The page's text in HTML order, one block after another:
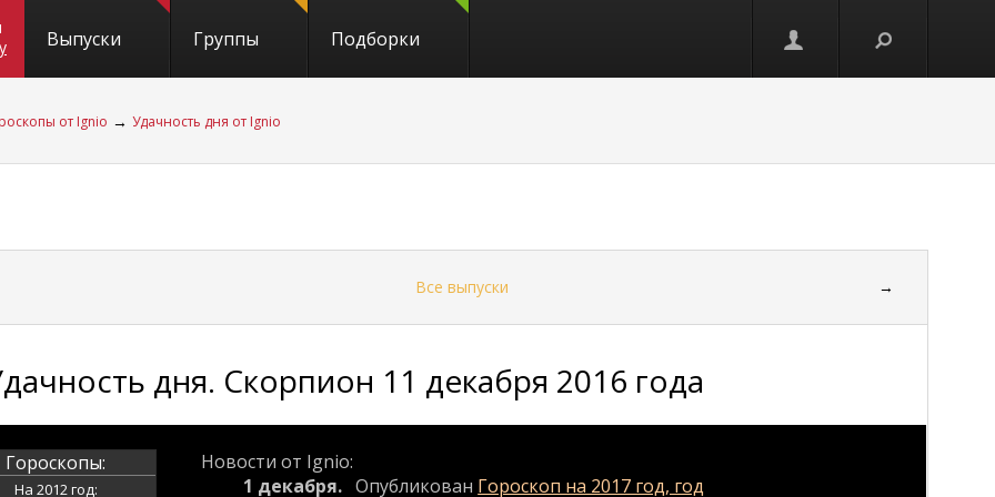
Выпуски Группы Подборки
от Ignio → Удачность дня от Ignio
Все выпуски →
дня. Скорпион 11 декабря 2016 года
Гороскопы:
На 2012 год:
Новости от Ignio:
1 декабря. Опубликован Гороскоп на 2017 год, год